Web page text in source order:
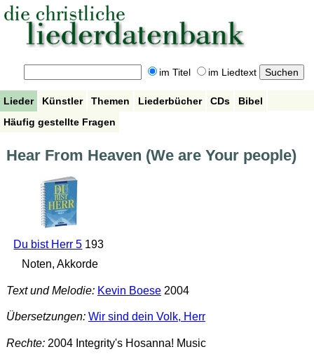
im Titel im Liedtext
Lieder Künstler Themen Liederbücher CDs
Bibel
Häufig gestellte Fragen
Hear From Heaven (We are Your people)
Du bist Herr 5 193
Noten, Akkorde
Text und Melodie: Kevin Boese2004
Übersetzungen: Wir sind dein Volk, Herr
Rechte:2004 Integrity's Hosanna! Music